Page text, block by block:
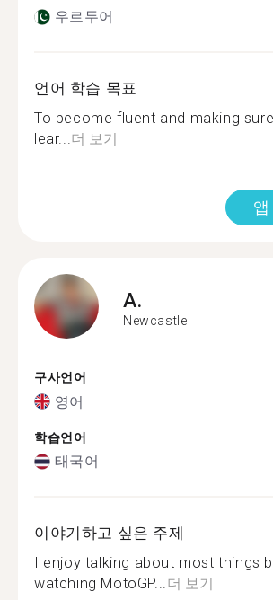
우르두어
언어 학습 목표
To become fluent and making
lear...더 보기
A.
Newcastle
구사언어
영어
학습언어
태국어
이야기하고 싶은 주제
I enjoy talking about most things
watching MotoGP...더 보기